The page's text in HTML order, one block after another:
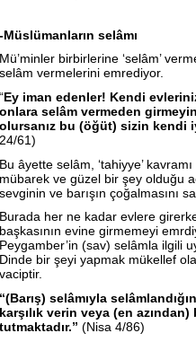
-Müslümanların selâmı
Mü’minler birbirlerine ‘selâm’
selâm vermelerini emrediyor.
“Ey iman edenler! Kendi
onlara selâm vermeden
olursanız bu (öğüt) sizin kendi
24/61)
Bu âyette selâm, ‘tahiyye’
mübarek ve güzel bir şey olduğu
sevginin ve barışın çoğalmasını
Burada her ne kadar evlere
başkasının evine girmemeyi
Peygamber’in (sav) selâmla ilgili
Dinde bir şeyi yapmak mükellef
vaciptir.
“(Barış) selâmıyla
karşılık verin veya (en
tutmaktadır.” (Nisa 4/86)